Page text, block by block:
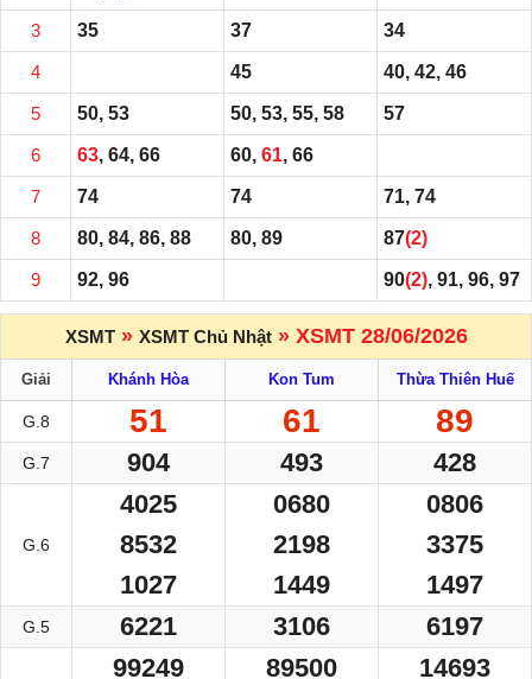
3 35 37 34
4 45 40, 42, 46
5 50, 53 50, 53, 55, 58 57
6 63, 64, 66 60, 61, 66
7 74 74 71, 74
8 80, 84, 86, 88 80, 89 87(2)
9 92, 96 90(2), 91, 96, 97
XSMT» XSMT Chủ Nhật» XSMT 28/06/2026
Giải Khánh Hòa Kon Tum Thừa Thiên Huế
G.8 51 61 89
G.7 904 493 428
G.6
4025
8532
1027
0680
2198
1449
0806
3375
1497
G.5 6221 3106
6197
99249
89500 14693